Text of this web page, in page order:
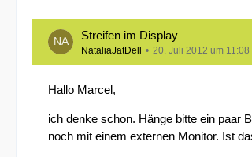
Streifen im Display
NataliaJatDell 20. Juli 2012 um 11:08
Hallo Marcel,
ich denke schon. Hänge bitte ein paar
noch mit einem externen Monitor. Ist